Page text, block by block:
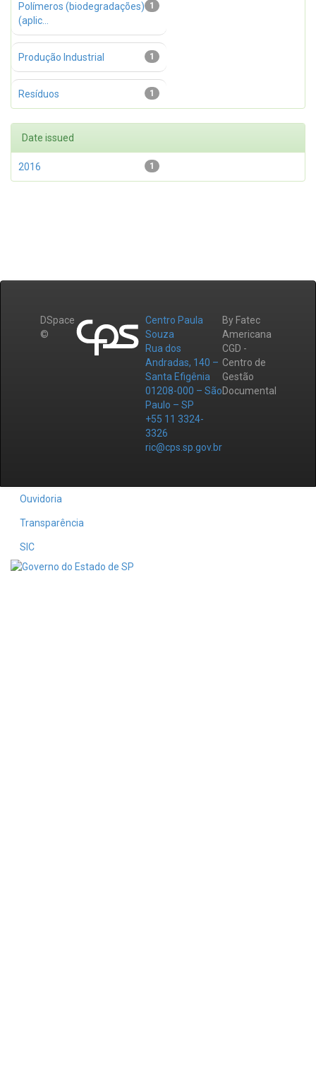
1
Polímeros (biodegradações)
(aplic...
1
Produção Industrial
1
Resíduos
Date issued
1
2016
DSpace
©
Centro Paula
Souza
Rua dos
Andradas, 140 –
Santa Efigênia
01208-000 – São
Paulo – SP
+55 11 3324-
3326
ric@cps.sp.gov.br
By Fatec
Americana
CGD -
Centro de
Gestão
Documental
Ouvidoria
Transparência
SIC